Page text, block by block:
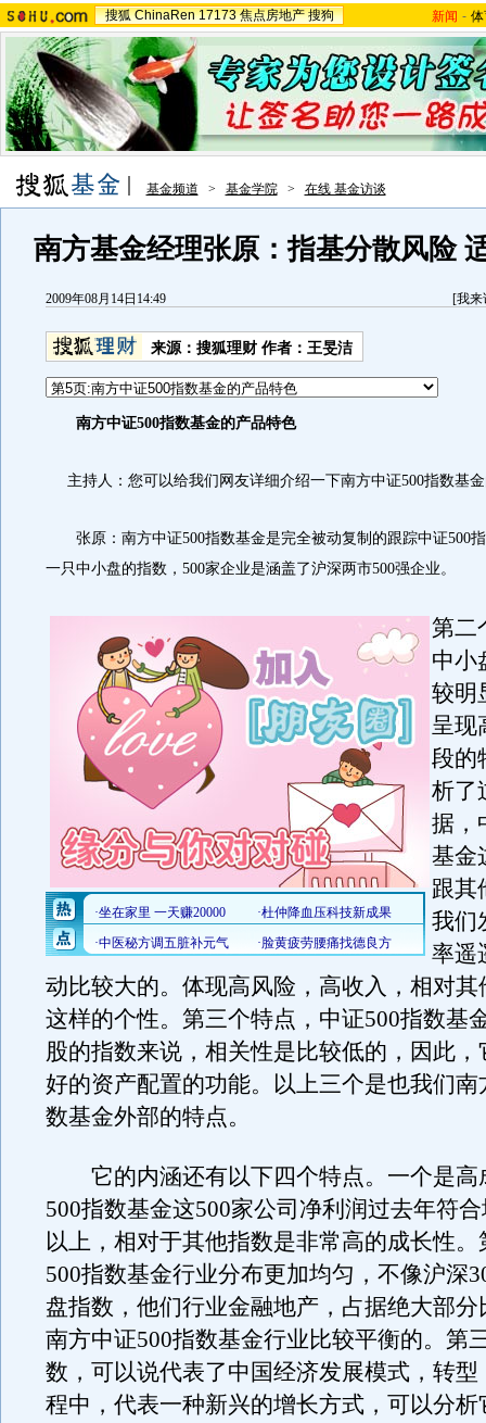
搜狐 ChinaRen 17173 焦点房地产 搜狗 新闻 -
基金频道 > 基金学院 > 在线 基金访谈
南方基金经理张原：指基分散风险
2009年08月14日14:49 [我来
来源： 搜狐理财作者：王旻洁
南方中证500指数基金的产品特色
主持人：您可以给我们网友详细介绍一下南方中证500指数基
张原：南方中证500指数基金是完全被动复制的跟踪中证500指
一只中小盘的指数，500家企业是涵盖了沪深两市500强企业。
第二
中小
较明
呈现
段的
析了
据，
基金
跟其
我们
率遥
动比较大的。体现高风险，高收入，相对其
这样的个性。第三个特点，中证500指数基
股的指数来说，相关性是比较低的，因此
好的资产配置的功能。以上三个是也我们南
数基金外部的特点。
它的内涵还有以下四个特点。一个是高
500指数基金这500家公司净利润过去年符
以上，相对于其他指数是非常高的成长性。
500指数基金行业分布更加均匀，不像沪深
盘指数，他们行业金融地产，占据绝大部分
南方中证500指数基金行业比较平衡的。第
数，可以说代表了中国经济发展模式，转型
程中，代表一种新兴的增长方式，可以分析